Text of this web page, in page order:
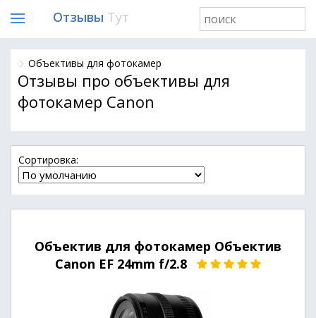
Отзывы Тут
Объективы для фотокамер
Отзывы про объективы для
фотокамер Canon
Cортировка:
Объектив для фотокамер Объектив
Canon EF 24mm f/2.8